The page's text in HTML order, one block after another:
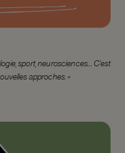
sport, neurosciences… C’est
approches. »